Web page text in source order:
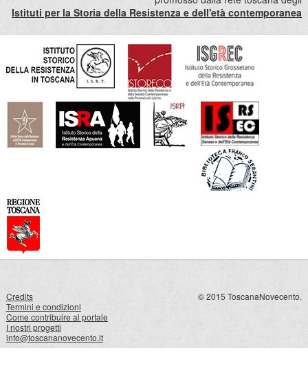
Istituti per la Storia della Resistenza e dell'età contemporanea
Credits
Termini e condizioni
Come contribuire al portale
I nostri progetti
info@toscananovecento.it
© 2015 ToscanaNovecento.